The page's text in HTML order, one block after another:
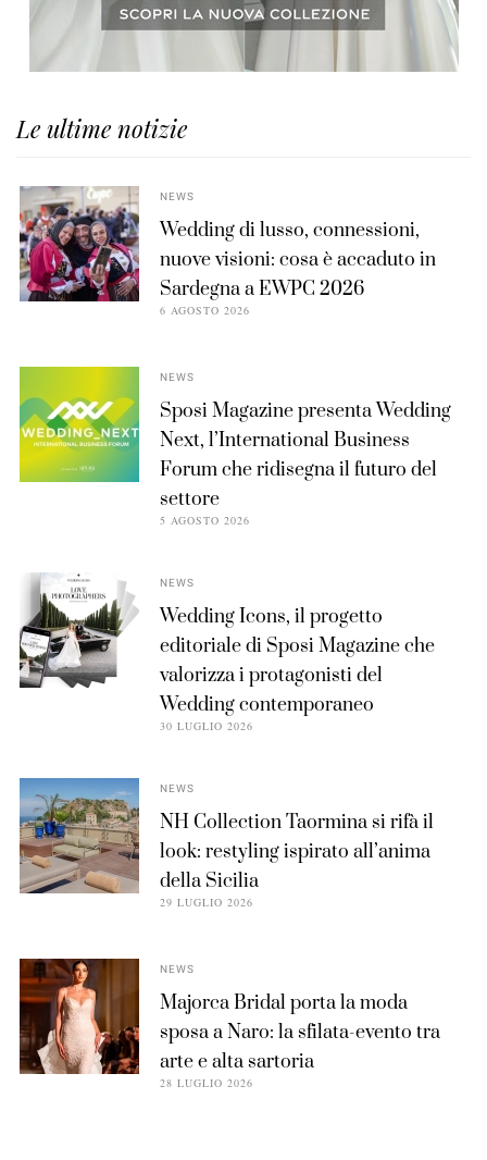
Le ultime notizie
NEWS
Wedding di lusso, connessioni,
nuove visioni: cosa è accaduto in
Sardegna a EWPC 2026
6 AGOSTO 2026
NEWS
Sposi Magazine presenta Wedding
Next, l’International Business
Forum che ridisegna il futuro del
settore
5 AGOSTO 2026
NEWS
Wedding Icons, il progetto
editoriale di Sposi Magazine che
valorizza i protagonisti del
Wedding contemporaneo
30 LUGLIO 2026
NEWS
NH Collection Taormina si rifà il
look: restyling ispirato all’anima
della Sicilia
29 LUGLIO 2026
NEWS
Majorca Bridal porta la moda
sposa a Naro: la sfilata-evento tra
arte e alta sartoria
28 LUGLIO 2026